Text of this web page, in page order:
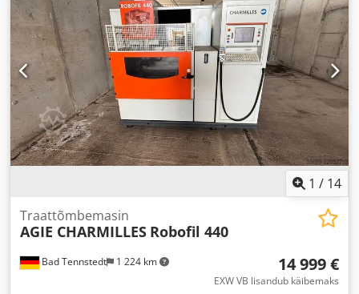
1 / 14
Bad Tennstedt 1 224 km
Traattõmbemasin
AGIE CHARMILLES Robofil 440
14 999 €
EXW VB lisandub käibemaks